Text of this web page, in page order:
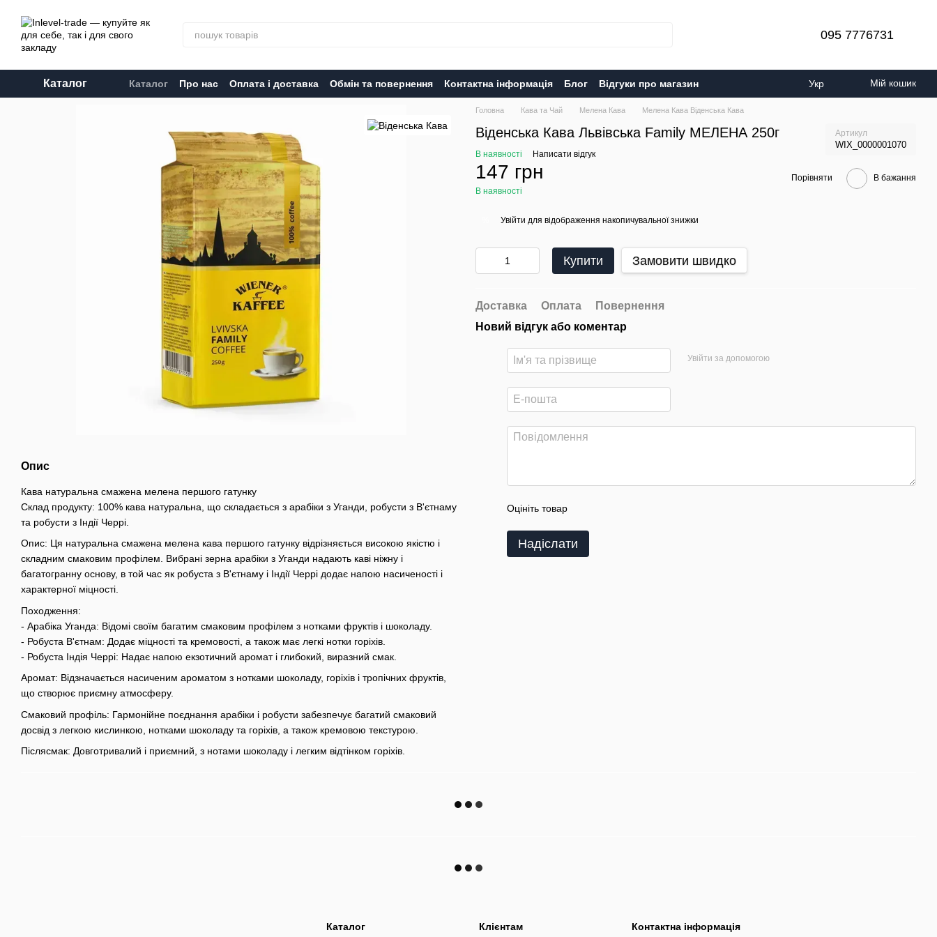
095 7776731
Каталог Каталог Про нас Оплата і доставка Обмін та повернення Контактна інформація Блог Відгуки про магазин Укр Мій кошик
Опис
Кава натуральна смажена мелена першого гатунку
Склад продукту: 100% кава натуральна, що складається з арабіки з Уганди, робусти з В'єтнаму
та робусти з Індії Черрі.
Опис: Ця натуральна смажена мелена кава першого гатунку відрізняється високою якістю і
складним смаковим профілем. Вибрані зерна арабіки з Уганди надають каві ніжну і
багатогранну основу, в той час як робуста з В'єтнаму і Індії Черрі додає напою насиченості і
характерної міцності.
Походження:
- Арабіка Уганда: Відомі своїм багатим смаковим профілем з нотками фруктів і шоколаду.
- Робуста В'єтнам: Додає міцності та кремовості, а також має легкі нотки горіхів.
- Робуста Індія Черрі: Надає напою екзотичний аромат і глибокий, виразний смак.
Аромат: Відзначається насиченим ароматом з нотками шоколаду, горіхів і тропічних фруктів,
що створює приємну атмосферу.
Смаковий профіль: Гармонійне поєднання арабіки і робусти забезпечує багатий смаковий
досвід з легкою кислинкою, нотками шоколаду та горіхів, а також кремовою текстурою.
Післясмак: Довготривалий і приємний, з нотами шоколаду і легким відтінком горіхів.
Головна Кава та Чай Мелена Кава Мелена Кава Віденська Кава
Віденська Кава Львівська Family МЕЛЕНА 250г Артикул
WIX_0000001070
В наявності Написати відгук
147 грн
В наявності
Порівняти В бажання
Увійти для відображення накопичувальної знижки
Купити Замовити швидко
Доставка Оплата
Повернення
Новий відгук або коментар
Увійти за допомогою
Оцініть товар
Надіслати
Каталог Клієнтам Контактна інформація